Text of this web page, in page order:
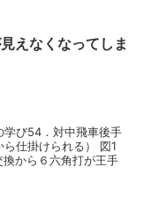
えなくなってしま
学び54．対中飛車後手
ら仕掛けられる） 図1
から６六角打が王手